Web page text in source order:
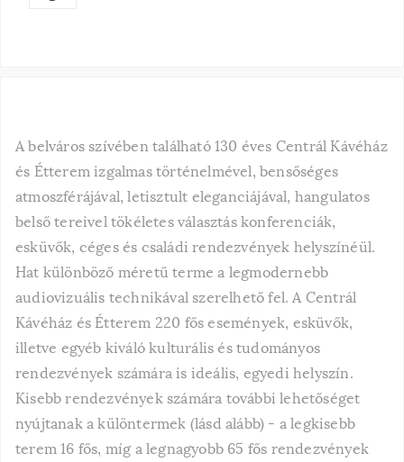
A belváros szívében található 130 éves Centrál Kávéház
és Étterem izgalmas történelmével, bensőséges
atmoszférájával, letisztult eleganciájával, hangulatos
belső tereivel tökéletes választás konferenciák,
esküvők, céges és családi rendezvények helyszínéül.
Hat különböző méretű terme a legmodernebb
audiovizuális technikával szerelhető fel. A Centrál
Kávéház és Étterem 220 fős események, esküvők,
illetve egyéb kiváló kulturális és tudományos
rendezvények számára is ideális, egyedi helyszín.
Kisebb rendezvények számára további lehetőséget
nyújtanak a különtermek (lásd alább) - a legkisebb
terem 16 fős, míg a legnagyobb 65 fős rendezvények